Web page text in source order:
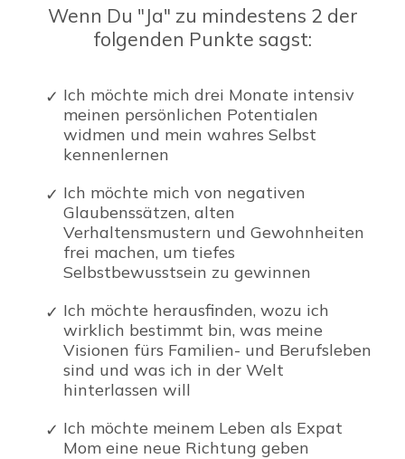
Wenn Du "Ja" zu mindestens 2 der
folgenden Punkte sagst:
Ich möchte mich drei Monate intensiv
meinen persönlichen Potentialen
widmen und mein wahres Selbst
kennenlernen
Ich möchte mich von negativen
Glaubenssätzen, alten
Verhaltensmustern und Gewohnheiten
frei machen, um tiefes
Selbstbewusstsein zu gewinnen
Ich möchte herausfinden, wozu ich
wirklich bestimmt bin, was meine
Visionen fürs Familien- und Berufsleben
sind und was ich in der Welt
hinterlassen will
Ich möchte meinem Leben als Expat
Mom eine neue Richtung geben